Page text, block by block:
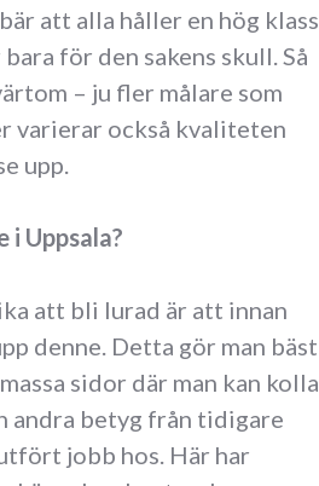
att alla håller en hög klass
för den sakens skull. Så
– ju fler målare som
varierar också kvaliteten
upp.
i Uppsala?
att bli lurad är att innan
denne. Detta gör man bäst
sidor där man kan kolla
andra betyg från tidigare
jobb hos. Här har